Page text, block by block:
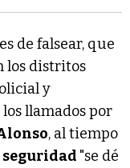
de falsear, que
los distritos
y
los llamados por
, al tiempo
seguridad "se dé